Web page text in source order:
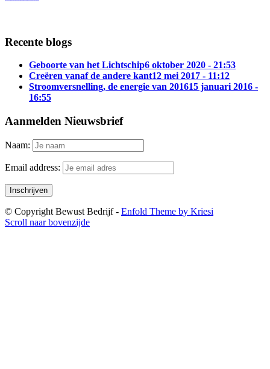
Recente blogs
Geboorte van het Lichtschip6 oktober 2020 - 21:53
Creëren vanaf de andere kant12 mei 2017 - 11:12
Stroomversnelling, de energie van 201615 januari 2016 -
16:55
Aanmelden Nieuwsbrief
Naam:
Email address:
© Copyright Bewust Bedrijf - Enfold Theme by Kriesi
Scroll naar bovenzijde